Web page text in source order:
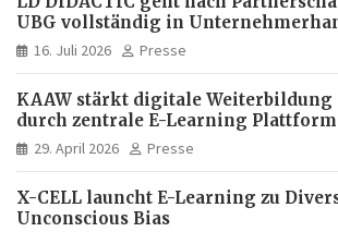
UBG vollständig in
16. Juli 2026 Presse
KAAW stärkt digitale Weiterbildung
durch zentrale E-Learning Plattform
29. April 2026 Presse
X-CELL launcht E-Learning zu
Unconscious Bias